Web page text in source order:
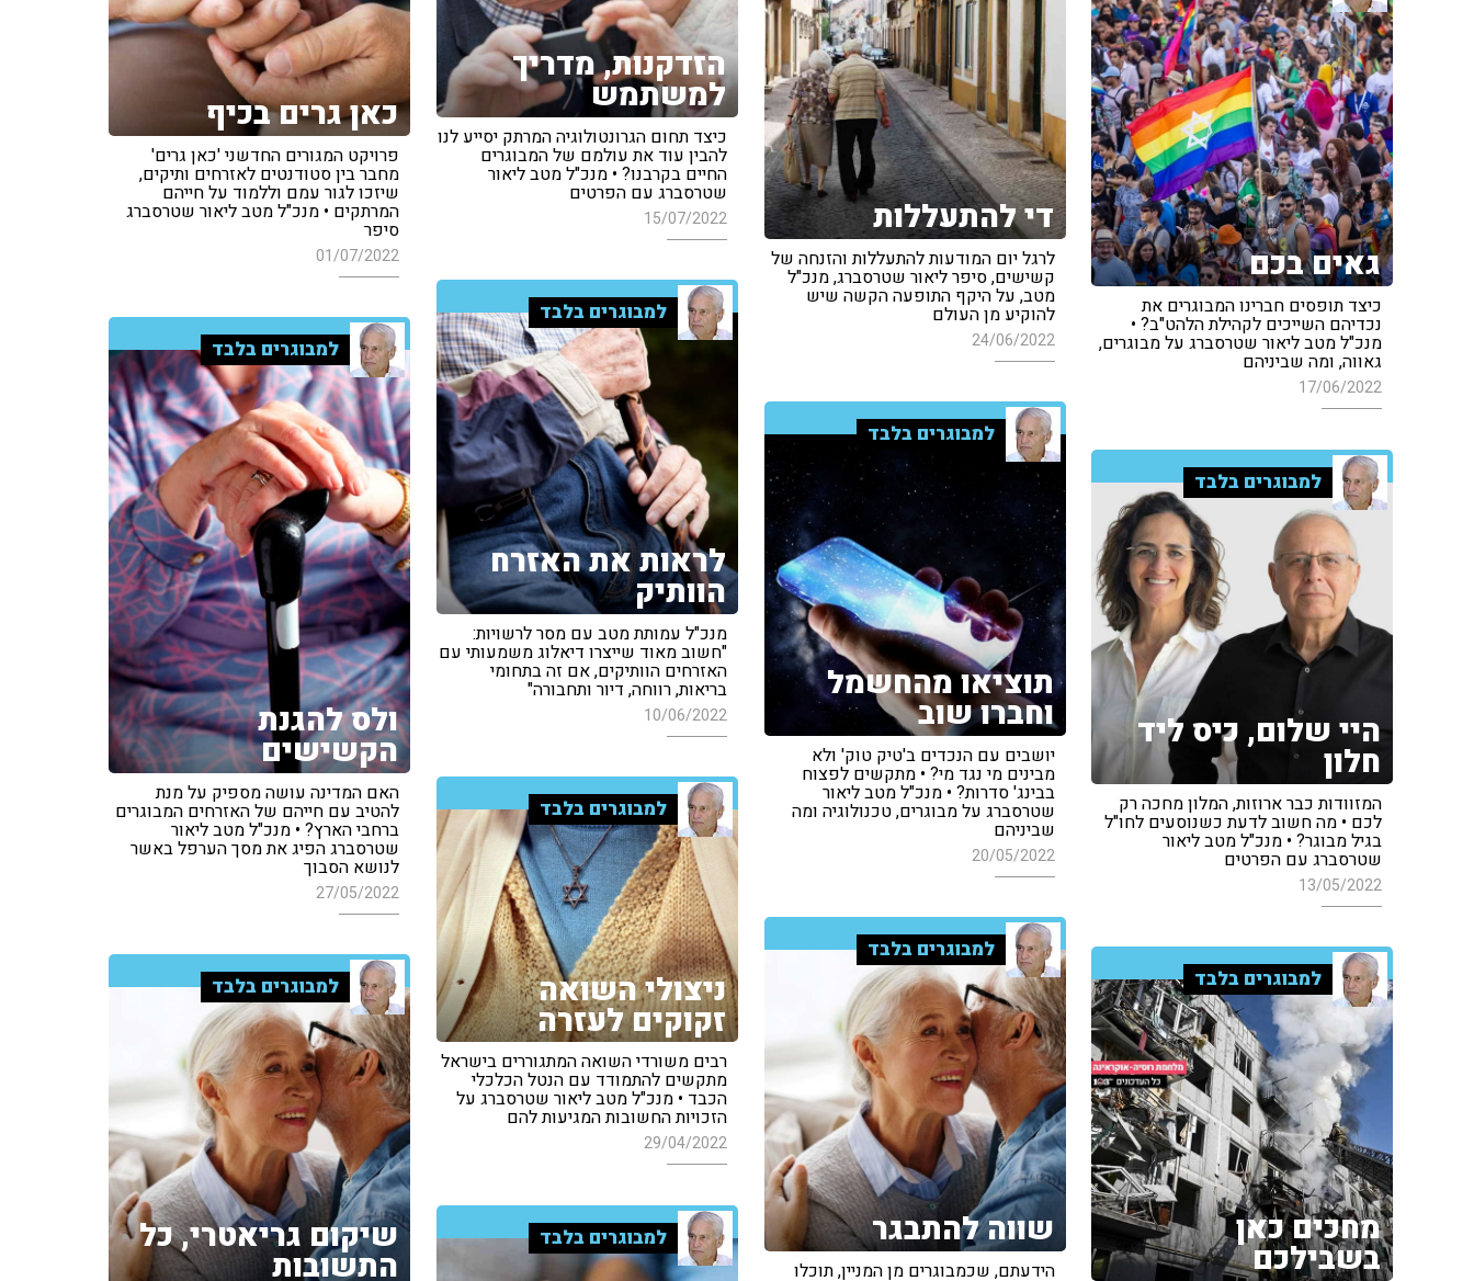
הזדקנות, מדריך
למשתמש
כיצד תחום הגרונטולוגיה המרתק יסייע לנו
להבין עוד את עולמם של המבוגרים
החיים בקרבנו? • מנכ"ל מטב ליאור
שטרסברג עם הפרטים
15/07/2022
כאן גרים בכיף
פרויקט המגורים החדשני 'כאן גרים'
מחבר בין סטודנטים לאזרחים ותיקים,
שיזכו לגור עמם וללמוד על חייהם
המרתקים • מנכ"ל מטב ליאור שטרסברג
סיפר
01/07/2022
די להתעללות
לרגל יום המודעות להתעללות והזנחה של
קשישים, סיפר ליאור שטרסברג, מנכ"ל
מטב, על היקף התופעה הקשה שיש
להוקיע מן העולם
24/06/2022
גאים בכם
כיצד תופסים חברינו המבוגרים את
נכדיהם השייכים לקהילת הלהט"ב? •
מנכ"ל מטב ליאור שטרסברג על מבוגרים,
גאווה, ומה שביניהם
17/06/2022
למבוגרים בלבד
לראות את האזרח
הוותיק
מנכ"ל עמותת מטב עם מסר לרשויות:
"חשוב מאוד שייצרו דיאלוג משמעותי עם
האזרחים הוותיקים, אם זה בתחומי
בריאות, רווחה, דיור ותחבורה"
10/06/2022
למבוגרים בלבד
ולס להגנת
הקשישים
האם המדינה עושה מספיק על מנת
להטיב עם חייהם של האזרחים המבוגרים
ברחבי הארץ? • מנכ"ל מטב ליאור
שטרסברג הפיג את מסך הערפל באשר
לנושא הסבוך
27/05/2022
למבוגרים בלבד
תוציאו מהחשמל
וחברו שוב
יושבים עם הנכדים ב'טיק טוק' ולא
מבינים מי נגד מי? • מתקשים לפצוח
בבינג' סדרות? • מנכ"ל מטב ליאור
שטרסברג על מבוגרים, טכנולוגיה ומה
שביניהם
20/05/2022
למבוגרים בלבד
היי שלום, כיס ליד
חלון
המזוודות כבר ארוזות, המלון מחכה רק
לכם • מה חשוב לדעת כשנוסעים לחו"ל
בגיל מבוגר? • מנכ"ל מטב ליאור
שטרסברג עם הפרטים
13/05/2022
למבוגרים בלבד
ניצולי השואה
זקוקים לעזרה
רבים משורדי השואה המתגוררים בישראל
מתקשים להתמודד עם הנטל הכלכלי
הכבד • מנכ"ל מטב ליאור שטרסברג על
הזכויות החשובות המגיעות להם
29/04/2022
למבוגרים בלבד
שווה להתבגר
הידעתם, שכמבוגרים מן המניין, תוכלו
למבוגרים בלבד
מחכים כאן
בשבילכם
למבוגרים בלבד
שיקום גריאטרי, כל
התשובות
למבוגרים בלבד